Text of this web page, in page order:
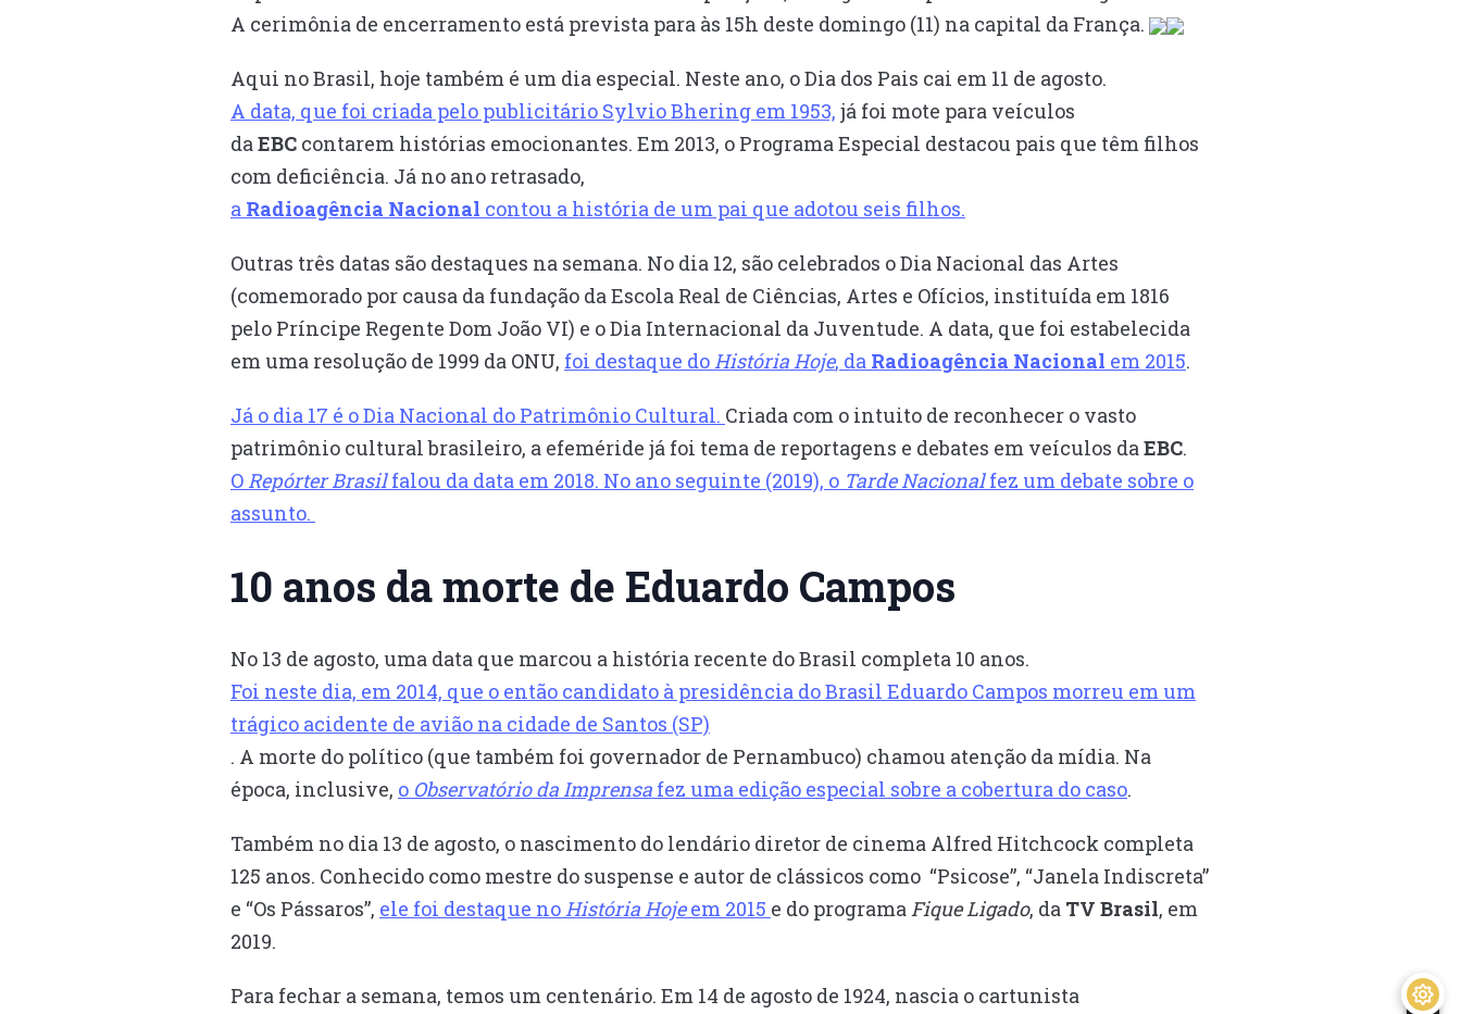
A cerimônia de encerramento está prevista para às 15h deste domingo (11) na capital da França.
Aqui no Brasil, hoje também é um dia especial. Neste ano, o Dia dos Pais cai em 11 de agosto.
A data, que foi criada pelo publicitário Sylvio Bhering em 1953, já foi mote para veículos
daEBC contarem histórias emocionantes. Em 2013, o Programa Especial destacou pais que têm filhos
com deficiência. Já no ano retrasado,
a Radioagência Nacional contou a história de um pai que adotou seis filhos.
Outras três datas são destaques na semana. No dia 12, são celebrados o Dia Nacional das Artes
(comemorado por causa da fundação da Escola Real de Ciências, Artes e Ofícios, instituída em 1816
pelo Príncipe Regente Dom João VI) e o Dia Internacional da Juventude. A data, que foi estabelecida
em uma resolução de 1999 da ONU, foi destaque doHistória Hoje, da Radioagência Nacional em 2015.
Já o dia 17 é o Dia Nacional do Patrimônio Cultural. Criada com o intuito de reconhecer o vasto
patrimônio cultural brasileiro, a efeméride já foi tema de reportagens e debates em veículos daEBC.
ORepórter Brasilfalou da data em 2018. No ano seguinte (2019), o Tarde Nacionalfez um debate sobre o
assunto.
10 anos da morte de Eduardo Campos
No 13 de agosto, uma data que marcou a história recente do Brasil completa 10 anos.
Foi neste dia, em 2014, que o então candidato à presidência do Brasil Eduardo Campos morreu em um
trágico acidente de avião na cidade de Santos (SP)
. A morte do político (que também foi governador de Pernambuco) chamou atenção da mídia. Na
época, inclusive, o Observatório da Imprensa fez uma edição especial sobre a cobertura do caso.
Também no dia 13 de agosto, o nascimento do lendário diretor de cinema Alfred Hitchcock completa
125 anos. Conhecido como mestre do suspense e autor de clássicos como “Psicose”, “Janela Indiscreta”
e “Os Pássaros”, ele foi destaque noHistória Hojeem 2015 e do programaFique Ligado, da TV Brasil, em
2019.
Para fechar a semana, temos um centenário. Em 14 de agosto de 1924, nascia o cartunista